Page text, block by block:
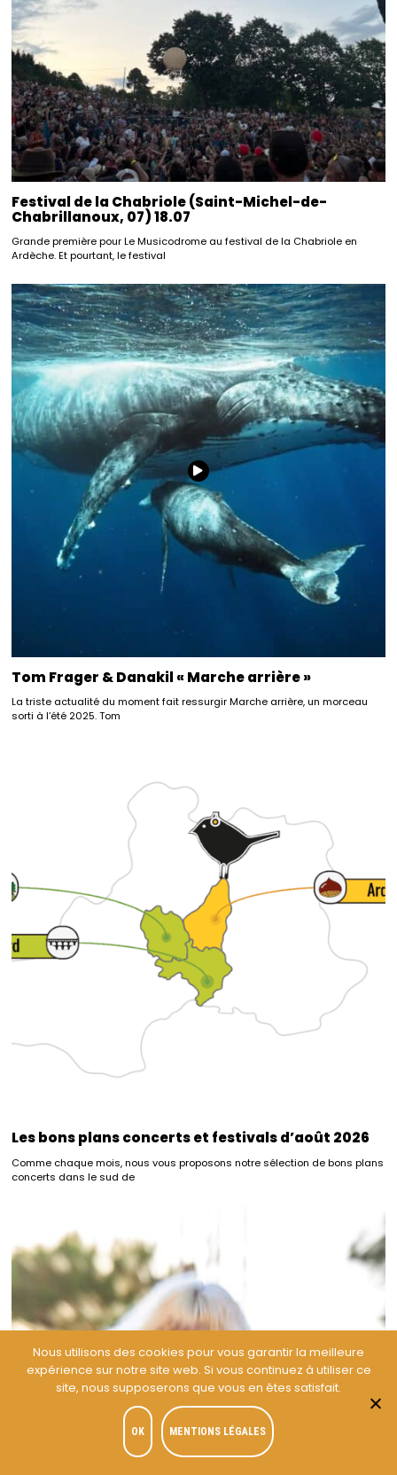
Festival de la Chabriole (Saint-Michel-de-
Chabrillanoux, 07) 18.07
Grande première pour Le Musicodrome au festival de la Chabriole en
Ardèche. Et pourtant, le festival
Tom Frager & Danakil « Marche arrière »
La triste actualité du moment fait ressurgir Marche arrière, un morceau
sorti à l’été 2025. Tom
Les bons plans concerts et festivals d’août 2026
Comme chaque mois, nous vous proposons notre sélection de bons plans
concerts dans le sud de
Nous utilisons des cookies pour vous garantir la meilleure
expérience sur notre site web. Si vous continuez à utiliser ce
site, nous supposerons que vous en êtes satisfait.
OK MENTIONS LÉGALES